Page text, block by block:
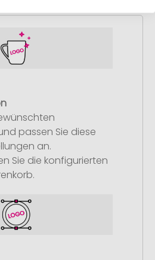
passen Sie diese
an.
Sie die konfigurierten